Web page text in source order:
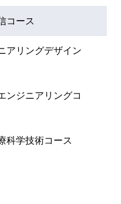
ー・情報コース
報卓越コース
コース
アリングデザイン
ンジニアリングコ
学コース
科学技術コース
ーコース
ー・情報コース
コース
アリングデザイン
ンジニアリングコ
科学技術コース
コース